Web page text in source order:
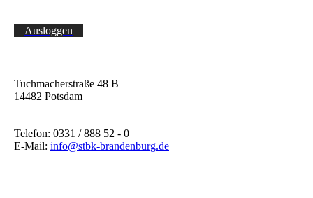
Ausloggen
Tuchmacherstraße 48 B
14482 Potsdam
Telefon: 0331 / 888 52 - 0
E-Mail: info@stbk-brandenburg.de